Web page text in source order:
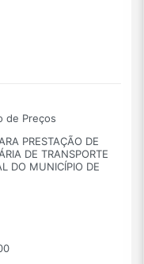
de Preços
PRESTAÇÃO DE
DE TRANSPORTE
DO MUNICÍPIO DE